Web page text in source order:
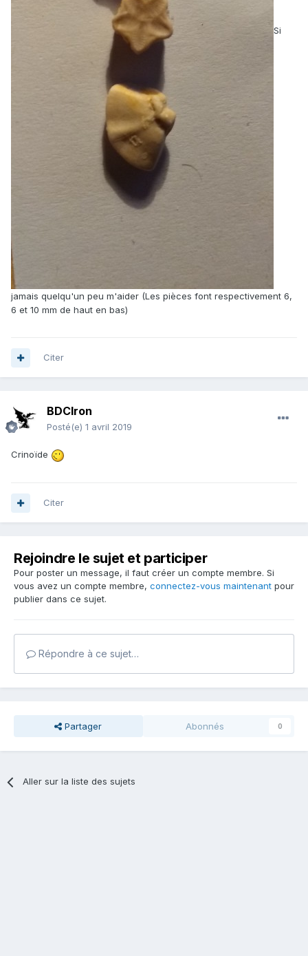
Si
jamais quelqu'un peu m'aider (Les pièces font respectivement 6,
6 et 10 mm de haut en bas)
Citer
BDCIron
Posté(e) 1 avril 2019
Crinoïde
Citer
Rejoindre le sujet et participer
Pour poster un message, il faut créer un compte membre. Si
vous avez un compte membre, connectez-vous maintenant pour
publier dans ce sujet.
Répondre à ce sujet…
Partager Abonnés 0
Aller sur la liste des sujets